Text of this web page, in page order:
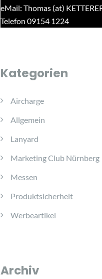
eMail: Thomas (at)
Telefon 09154 1224
Kategorien
Aircharge
Allgemein
Lanyard
Marketing Club Nürnberg
Messen
Produktsicherheit
Werbeartikel
Archiv